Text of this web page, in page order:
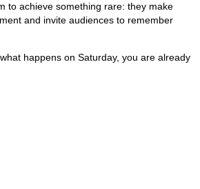
to achieve something rare: they make
and invite audiences to remember
happens on Saturday, you are already